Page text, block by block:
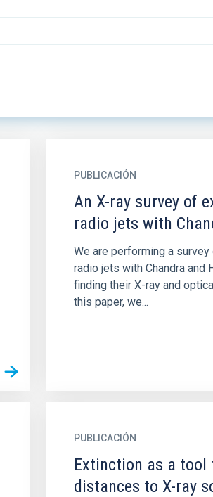
PUBLICACIÓN
An X-ray survey of
radio jets with
We are performing a
radio jets with Chandra and
finding their X-ray and
this paper, we...
PUBLICACIÓN
Extinction as a tool
distances to X-ray